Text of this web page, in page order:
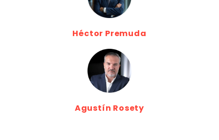
Héctor Premuda
Agustín Rosety